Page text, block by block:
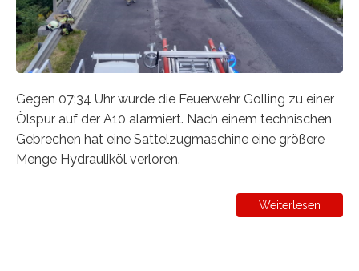
Gegen 07:34 Uhr wurde die Feuerwehr Golling zu einer
Ölspur auf der A10 alarmiert. Nach einem technischen
Gebrechen hat eine Sattelzugmaschine eine größere
Menge Hydrauliköl verloren.
Weiterlesen